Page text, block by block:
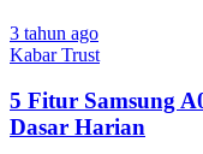
3 tahun ago
Kabar Trust
5 Fitur Samsung
Dasar Harian